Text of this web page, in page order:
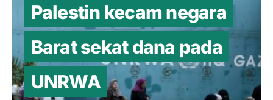
Palestin kecam negara
Barat sekat dana pada
UNRWA